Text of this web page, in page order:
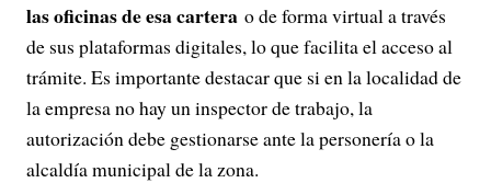
las oficinas de esa cartera o de forma virtual a través
de sus plataformas digitales, lo que facilita el acceso al
trámite. Es importante destacar que si en la localidad de
la empresa no hay un inspector de trabajo, la
autorización debe gestionarse ante la personería o la
alcaldía municipal de la zona.